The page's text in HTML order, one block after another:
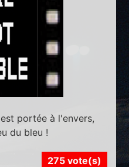
portée à l'envers,
du bleu !
275 vote(s)